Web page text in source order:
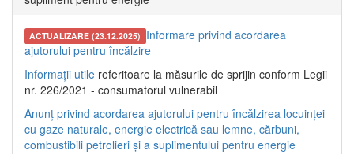
ACTUALIZARE (23.12.2025) Informare privind acordarea
ajutorului pentru încălzire
Informații utile referitoare la măsurile de sprijin conform Legii
nr. 226/2021 - consumatorul vulnerabil
Anunț privind acordarea ajutorului pentru încălzirea locuinței
cu gaze naturale, energie electrică sau lemne, cărbuni,
combustibili petrolieri și a suplimentului pentru energie